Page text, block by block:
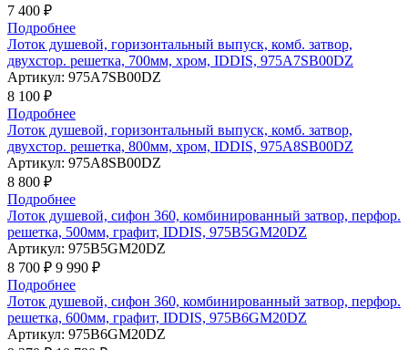
7 400 ₽
Подробнее
Лоток душевой, горизонтальный выпуск, комб. затвор,
двухстор. решетка, 700мм, хром, IDDIS, 975A7SB00DZ
Артикул: 975A7SB00DZ
8 100 ₽
Подробнее
Лоток душевой, горизонтальный выпуск, комб. затвор,
двухстор. решетка, 800мм, хром, IDDIS, 975A8SB00DZ
Артикул: 975A8SB00DZ
8 800 ₽
Подробнее
Лоток душевой, сифон 360, комбинированный затвор, перфор.
решетка, 500мм, графит, IDDIS, 975B5GM20DZ
Артикул: 975B5GM20DZ
8 700 ₽ 9 990 ₽
Подробнее
Лоток душевой, сифон 360, комбинированный затвор, перфор.
решетка, 600мм, графит, IDDIS, 975B6GM20DZ
Артикул: 975B6GM20DZ